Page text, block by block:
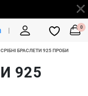
0
СРІБНІ БРАСЛЕТИ 925 ПРОБИ
925